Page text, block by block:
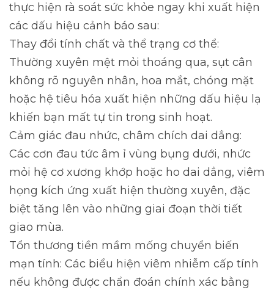
thực hiện rà soát sức khỏe ngay khi xuất hiện
các dấu hiệu cảnh báo sau:
Thay đổi tính chất và thể trạng cơ thể:
Thường xuyên mệt mỏi thoáng qua, sụt cân
không rõ nguyên nhân, hoa mắt, chóng mặt
hoặc hệ tiêu hóa xuất hiện những dấu hiệu lạ
khiến bạn mất tự tin trong sinh hoạt.
Cảm giác đau nhức, châm chích dai dẳng:
Các cơn đau tức âm ỉ vùng bụng dưới, nhức
mỏi hệ cơ xương khớp hoặc ho dai dẳng, viêm
họng kích ứng xuất hiện thường xuyên, đặc
biệt tăng lên vào những giai đoạn thời tiết
giao mùa.
Tổn thương tiền mầm mống chuyển biến
mạn tính: Các biểu hiện viêm nhiễm cấp tính
nếu không được chẩn đoán chính xác bằng